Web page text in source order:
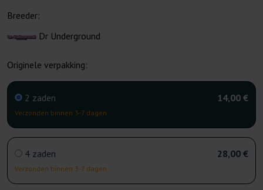
Breeder:
Dr Underground
Originele verpakking:
2 zaden
Verzonden binnen 3-7 dagen
14,00 €
4 zaden
Verzonden binnen 3-7 dagen
28,00 €